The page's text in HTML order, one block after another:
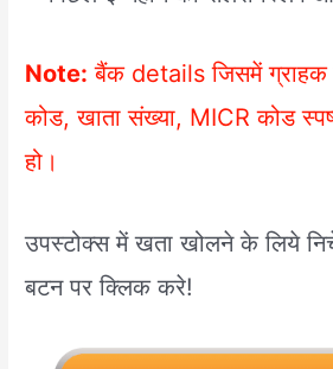
Note: बैंक details जिसमें ग्राहक
कोड, खाता संख्या, MICR कोड
हो।
उपस्टोक्स में खता खोलने के लिये
बटन पर क्लिक करे!